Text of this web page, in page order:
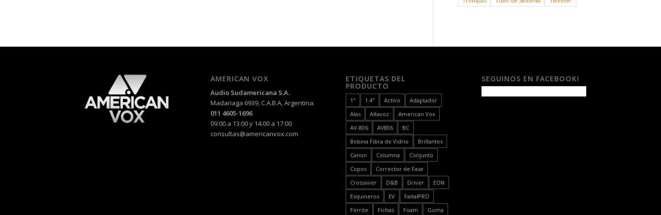
AMERICAN VOX
Audio Sudamericana S.A.
Madariaga 6939, C.A.B.A, Argentina.
011 4605-1696
09:00 a 13:00 y 14:00 a 17:00
consultas@americanvox.com
ETIQUETAS DEL
PRODUCTO
1" 1.4" Activo
Adaptador
Alas
Altavoz
American Vox
AV-806
AV806
BC
Bobina Fibra de Vidrio
Brillantes
Canon
Columna
Conjunto
Copos
Corrector de Fase
Crossover
D&B Driver
EON
Esquineros
EV
FaitalPRO
Ferrite
Fichas Foam Goma
SEGUINOS EN FACEBOOK!